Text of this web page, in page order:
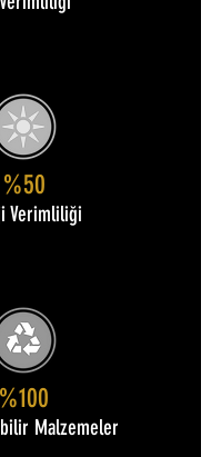
%50
Verimliliği
%100
Malzemeler